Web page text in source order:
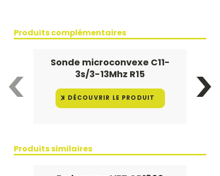
Produits complémentaires
Sonde microconvexe C11-
3s/3-13Mhz R15
DÉCOUVRIR LE PRODUIT
Produits similaires